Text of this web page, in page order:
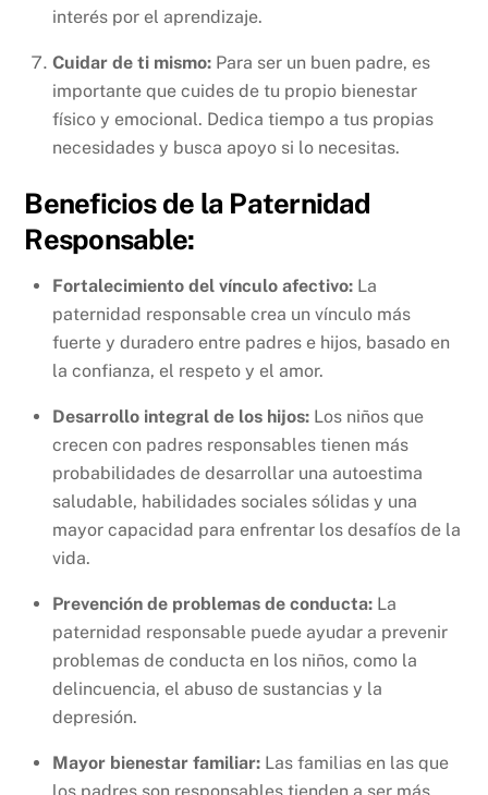
interés por el aprendizaje.
Cuidar de ti mismo: Para ser un buen padre, es
importante que cuides de tu propio bienestar
físico y emocional. Dedica tiempo a tus propias
necesidades y busca apoyo si lo necesitas.
Beneficios de la Paternidad
Responsable:
Fortalecimiento del vínculo afectivo: La
paternidad responsable crea un vínculo más
fuerte y duradero entre padres e hijos, basado en
la confianza, el respeto y el amor.
Desarrollo integral de los hijos: Los niños que
crecen con padres responsables tienen más
probabilidades de desarrollar una autoestima
saludable, habilidades sociales sólidas y una
mayor capacidad para enfrentar los desafíos de la
vida.
Prevención de problemas de conducta: La
paternidad responsable puede ayudar a prevenir
problemas de conducta en los niños, como la
delincuencia, el abuso de sustancias y la
depresión.
Mayor bienestar familiar: Las familias en las que